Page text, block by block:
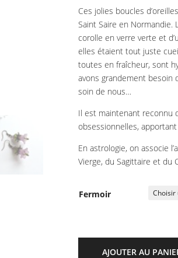
Ces jolies boucles
Saint Saire en Normandie.
corolle en verre verte et
elles étaient tout juste
toutes en fraîcheur, sont
avons grandement besoin
soin de nous…
Il est maintenant reconnu
obsessionnelles,
En astrologie, on associe
Vierge, du Sagittaire et du
Fermoir
AJOUTER AU